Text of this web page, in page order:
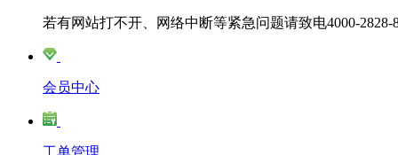
若有网站打不开、网络中断等紧急问题请致电4000-2828-
会员中心
工单管理